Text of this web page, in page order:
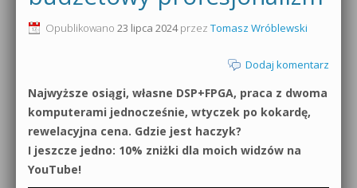
Produkcja muzyczna od podstaw
Sound Forge od podstaw
Dubstep z syntezatorem Massive
Kontakt 5 Kompendium
0dB.pl - informacje
Materiały dla mediów
Archiwum aktualności
Polityka prywatności
Opublikowano 23 lipca 2024przez Tomasz Wróblewski
Dodaj komentarz
Najwyższe osiągi, własne DSP+FPGA, praca z dwoma
komputerami jednocześnie, wtyczek po kokardę,
rewelacyjna cena. Gdzie jest haczyk?
I jeszcze jedno: 10% zniżki dla moich widzów na
YouTube!